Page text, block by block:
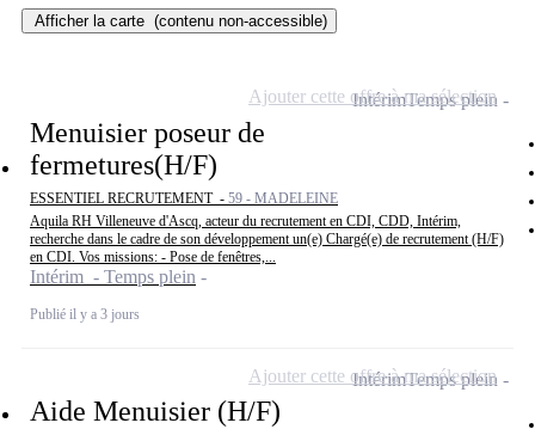
Afficher la carte (contenu non-accessible)
Menuisier poseur de
fermetures(H/F)
ESSENTIEL RECRUTEMENT - 59 - MADELEINE
Aquila RH Villeneuve d'Ascq, acteur du recrutement en CDI, CDD, Intérim,
recherche dans le cadre de son développement un(e) Chargé(e) de recrutement (H/F)
en CDI. Vos missions: - Pose de fenêtres,...
Intérim - Temps plein
Publié il y a 3 jours
IntérimTemps plein
Ajouter cette offre à ma sélection
Aide Menuisier (H/F)
IntérimTemps plein
Ajouter cette offre à ma sélection